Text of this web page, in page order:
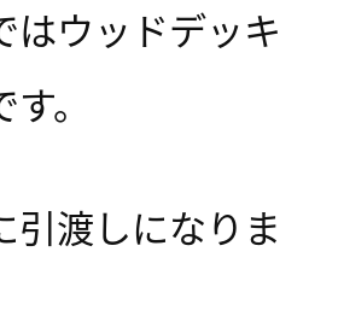
はウッドデッキ
。
引渡しになりま